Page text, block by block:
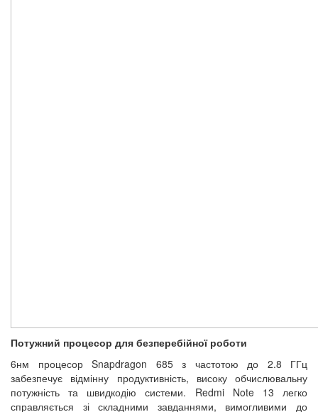
Потужний процесор для безперебійної роботи
6нм процесор Snapdragon 685 з частотою до 2.8 ГГц
забезпечує відмінну продуктивність, високу обчислювальну
потужність та швидкодію системи. Redmi Note 13 легко
справляється зі складними завданнями, вимогливими до